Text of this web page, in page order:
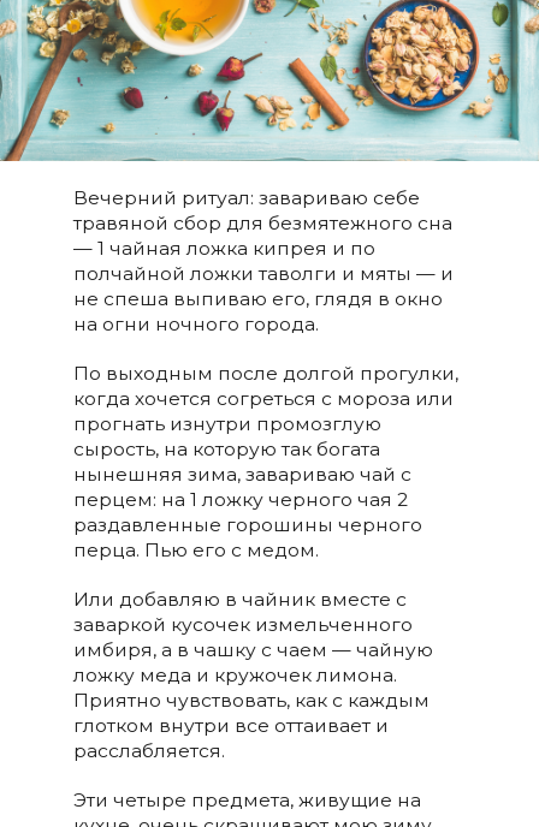
Вечерний ритуал: завариваю себе
травяной сбор для безмятежного сна
— 1 чайная ложка кипрея и по
полчайной ложки таволги и мяты — и
не спеша выпиваю его, глядя в окно
на огни ночного города.
По выходным после долгой прогулки,
когда хочется согреться с мороза или
прогнать изнутри промозглую
сырость, на которую так богата
нынешняя зима, завариваю чай с
перцем: на 1 ложку черного чая 2
раздавленные горошины черного
перца. Пью его с медом.
Или добавляю в чайник вместе с
заваркой кусочек измельченного
имбиря, а в чашку с чаем — чайную
ложку меда и кружочек лимона.
Приятно чувствовать, как с каждым
глотком внутри все оттаивает и
расслабляется.
Эти четыре предмета, живущие на